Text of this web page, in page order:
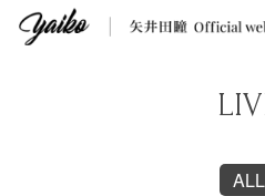
ALL